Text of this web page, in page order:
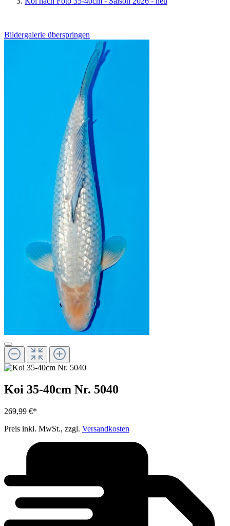
Bildergalerie überspringen
Koi 35-40cm Nr. 5040
269,99 €*
Preis inkl. MwSt., zzgl. Versandkosten